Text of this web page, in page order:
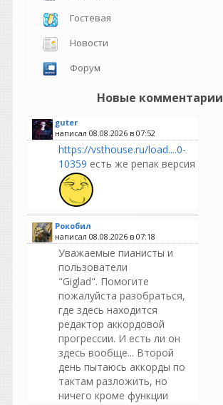
Гостевая
Новости
Форум
Новые комментарии
guter
написал 08.08.2026 в 07:52
https://vsthouse.ru/load....0-
10359 есть же репак версия
Рокобил
написал 08.08.2026 в 07:18
Уважаемые пианисты и
пользователи
"Giglad". Помогите
пожалуйста разобраться,
где здесь находится
редактор аккордовой
прогрессии. И есть ли он
здесь вообще... Второй
день пытаюсь аккорды по
тактам разложить, но
ничего кроме функции